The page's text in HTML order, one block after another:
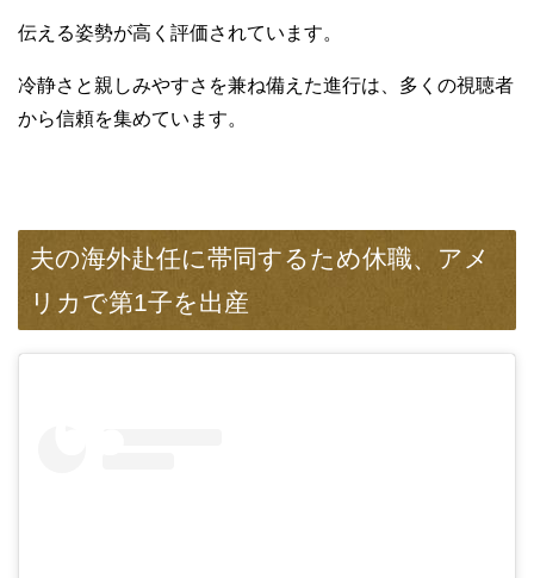
伝える姿勢が高く評価されています。
冷静さと親しみやすさを兼ね備えた進行は、多くの視聴者
から信頼を集めています。
夫の海外赴任に帯同するため休職、アメ
リカで第1子を出産